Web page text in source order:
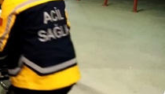
5 saat sonra Fırat
arkadaşı Musa C.'yi
kaçtı.